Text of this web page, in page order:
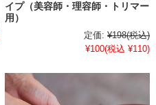
イプ（美容師・理容師・トリマー
用）
定価: ¥198(税込)
¥100(税込 ¥110)